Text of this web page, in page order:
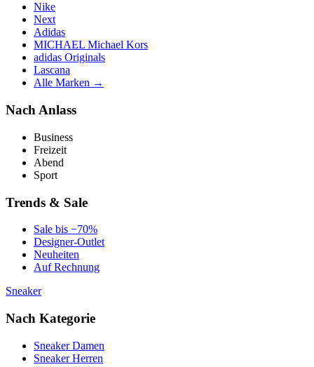
Nike
Next
Adidas
MICHAEL Michael Kors
adidas Originals
Lascana
Alle Marken →
Nach Anlass
Business
Freizeit
Abend
Sport
Trends & Sale
Sale bis −70%
Designer-Outlet
Neuheiten
Auf Rechnung
Sneaker
Nach Kategorie
Sneaker Damen
Sneaker Herren